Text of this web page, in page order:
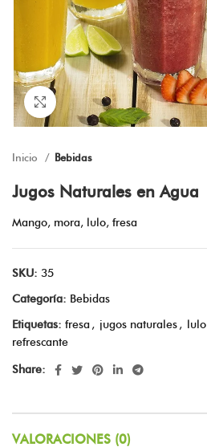
Click to enlarge
Inicio Bebidas
Jugos Naturales en Agua
Mango, mora, lulo, fresa
SKU: 35
Categoría: Bebidas
Etiquetas: fresa , jugos naturales , lulo
refrescante
Share:
VALORACIONES (0)